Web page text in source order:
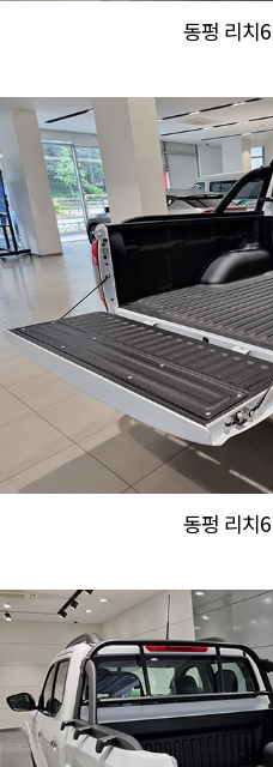
동펑 리치
동펑 리치